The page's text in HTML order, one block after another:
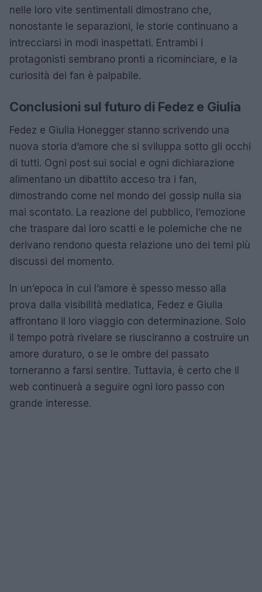
nelle loro vite sentimentali dimostrano che,
nonostante le separazioni, le storie continuano a
intrecciarsi in modi inaspettati. Entrambi i
protagonisti sembrano pronti a ricominciare, e la
curiosità dei fan è palpabile.
Conclusioni sul futuro di Fedez e Giulia
Fedez e Giulia Honegger stanno scrivendo una
nuova storia d’amore che si sviluppa sotto gli occhi
di tutti. Ogni post sui social e ogni dichiarazione
alimentano un dibattito acceso tra i fan,
dimostrando come nel mondo del gossip nulla sia
mai scontato. La reazione del pubblico, l’emozione
che traspare dai loro scatti e le polemiche che ne
derivano rendono questa relazione uno dei temi più
discussi del momento.
In un’epoca in cui l’amore è spesso messo alla
prova dalla visibilità mediatica, Fedez e Giulia
affrontano il loro viaggio con determinazione. Solo
il tempo potrà rivelare se riusciranno a costruire un
amore duraturo, o se le ombre del passato
torneranno a farsi sentire. Tuttavia, è certo che il
web continuerà a seguire ogni loro passo con
grande interesse.